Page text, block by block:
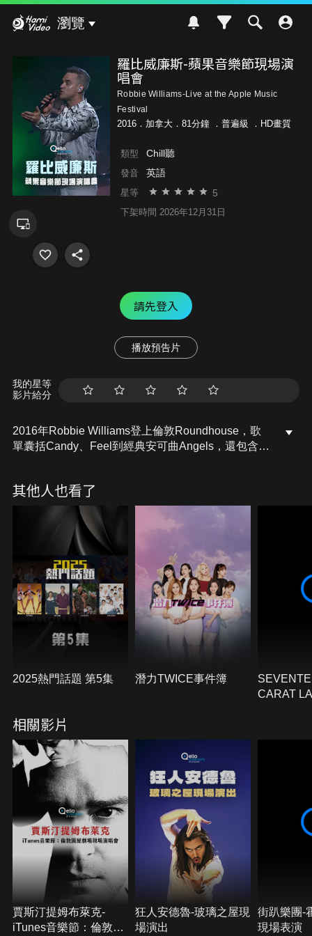
瀏覽
羅比威廉斯-蘋果音樂節現場演
唱會
Robbie Williams-Live at the Apple Music
Festival
2016．加拿大．81分鐘 ． 普遍級 ．HD畫質
類型 Chill聽
發音 英語
星等 5
下架時間 2026年12月31日
請先登入
播放預告片
我的星等
影片給分
2016年Robbie Williams登上倫敦Roundhouse，歌
單囊括Candy、Feel到經典安可曲Angels，還包含
讚為「自我重塑的完美時刻」，而《NME》則稱它為
能量與懷舊兼備的音樂盛宴。
其他人也看了
2025熱門話題 第5集 潛力TWICE事件簿
CARAT
相關影片
賈斯汀提姆布萊克-
iTunes音樂節：倫敦圓
狂人安德魯-玻璃之屋現
場演出
街趴樂團-
現場表演